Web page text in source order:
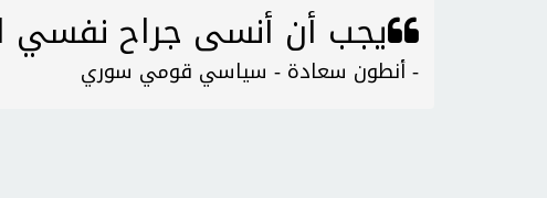
يجب أن أنسى جراح نفسي
- أنطون سعادة - سياسي قومي سوري